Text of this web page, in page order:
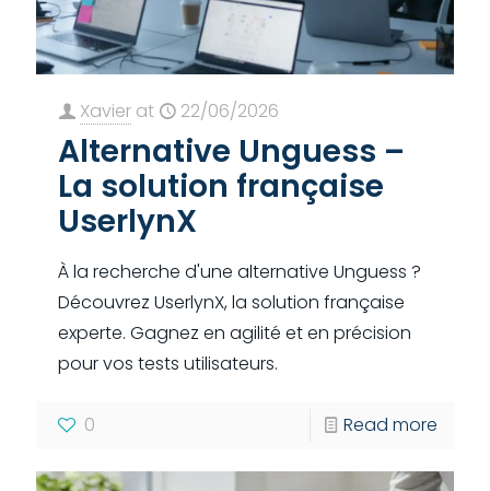
Xavier at 22/06/2026
Alternative Unguess –
La solution française
UserlynX
À la recherche d'une alternative Unguess ?
Découvrez UserlynX, la solution française
experte. Gagnez en agilité et en précision
pour vos tests utilisateurs.
0 Read more